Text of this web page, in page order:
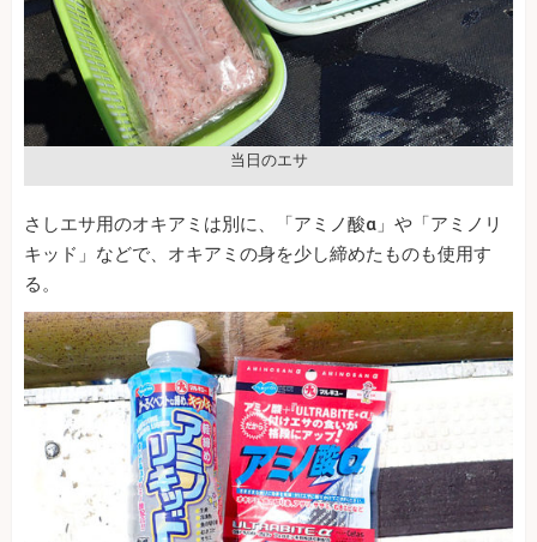
当日のエサ
さしエサ用のオキアミは別に、「アミノ酸α」や「アミノリ
キッド」などで、オキアミの身を少し締めたものも使用す
る。